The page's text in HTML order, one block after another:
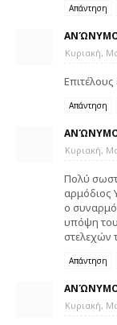
Απάντηση
Κυριακή,
Απάντηση
Κυριακή,
Πολύ
αρμόδιος
ο
υπόψη
στελεχών
Απάντηση
Κυριακή,